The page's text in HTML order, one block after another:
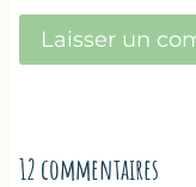
12 commentaires